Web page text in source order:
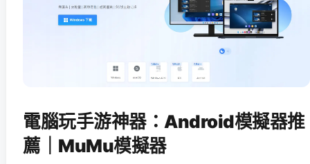
電腦玩手游神器：Android模擬器推
薦｜MuMu模擬器